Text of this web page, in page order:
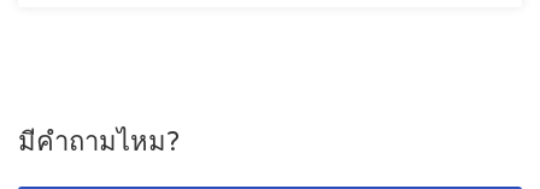
มีคำถามไหม?